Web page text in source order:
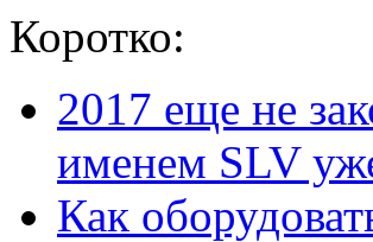
Коротко:
2017 еще не
именем SLV
Как